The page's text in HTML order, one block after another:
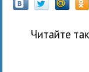
Читайте